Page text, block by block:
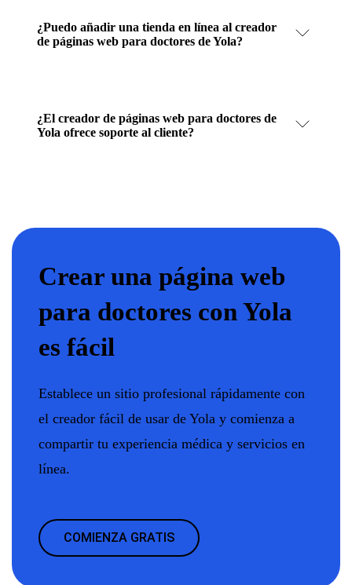
¿Puedo añadir una tienda en línea al creador
de páginas web para doctores de Yola?
¿El creador de páginas web para doctores de
Yola ofrece soporte al cliente?
Crear una página web
para doctores con Yola
es fácil
Establece un sitio profesional rápidamente con
el creador fácil de usar de Yola y comienza a
compartir tu experiencia médica y servicios en
línea.
COMIENZA GRATIS